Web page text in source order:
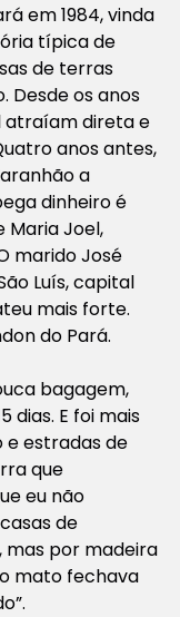
em 1984, vinda
típica de
de terras
Desde os anos
atraíam direta e
anos antes,
a
dinheiro é
Maria Joel,
marido José
Luís, capital
mais forte.
do Pará.
bagagem,
dias. E foi mais
e estradas de
que
eu não
de
mas por madeira
mato fechava